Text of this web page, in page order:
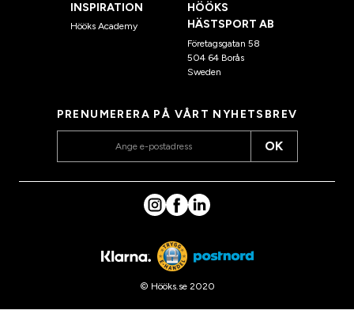
INSPIRATION
Hööks Academy
HÖÖKS
HÄSTSPORT AB
Företagsgatan 58
504 64 Borås
Sweden
PRENUMERERA PÅ VÅRT NYHETSBREV
OK
© Hööks.se 2020